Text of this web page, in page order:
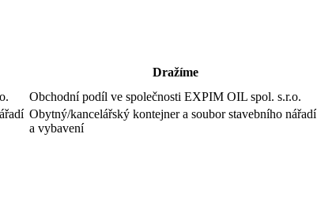
Dražíme
Obchodní podíl ve společnosti EXPIM OIL spol. s.r.o.
Obytný/kancelářský kontejner a soubor stavebního nářadí
a vybavení